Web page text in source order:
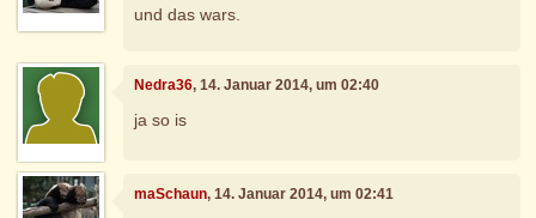
und das wars.
Nedra36, 14. Januar 2014, um 02:40
ja so is
maSchaun, 14. Januar 2014, um 02:41